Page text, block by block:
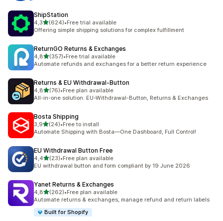
ShipStation
4,3z 5 hvězd
(624)
Celkový počet recenzí: 624
•Free trial available
Offering simple shipping solutions for complex fulfillment
ReturnGO Returns & Exchanges
4,8z 5 hvězd
(357)
Celkový počet recenzí: 357
•Free trial available
Automate refunds and exchanges for a better return experience
Returns & EU Withdrawal‑Button
4,8z 5 hvězd
(76)
Celkový počet recenzí: 76
•Free plan available
All-in-one solution: EU-Withdrawal-Button, Returns & Exchanges
Bosta Shipping
3,9z 5 hvězd
(24)
Celkový počet recenzí: 24
•Free to install
Automate Shipping with Bosta—One Dashboard, Full Control!
EU Withdrawal Button Free
4,4z 5 hvězd
(23)
Celkový počet recenzí: 23
•Free plan available
EU withdrawal button and form compliant by 19 June 2026
Yanet Returns & Exchanges
4,8z 5 hvězd
(262)
Celkový počet recenzí: 262
•Free plan available
Automate returns & exchanges, manage refund and return labels
Built for Shopify